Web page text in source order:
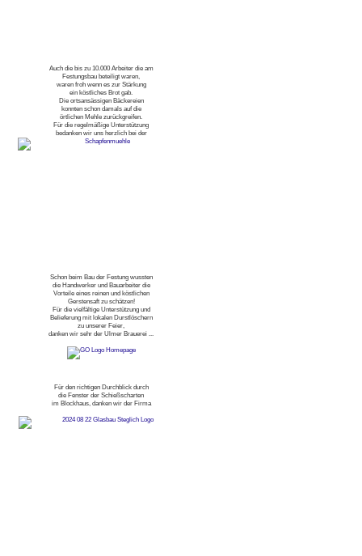
Auch die bis zu 10.000 Arbeiter die am
Festungsbau beteiligt waren,
waren froh wenn es zur Stärkung
ein köstliches Brot gab.
Die ortsansässigen Bäckereien
konnten schon damals auf die
örtlichen Mehle zurückgreifen.
Für die regelmäßige Unterstützung
bedanken wir uns herzlich bei der
Schon beim Bau der Festung wussten
die Handwerker und Bauarbeiter die
Vorteile eines reinen und köstlichen
Gerstensaft zu schätzen!
Für die vielfältige Unterstützung und
Belieferung mit lokalen Durstlöschern
zu unserer Feier,
danken wir sehr der Ulmer Brauerei ...
Für den richtigen Durchblick durch
die Fenster der Schießscharten
im Blockhaus, danken wir der Firma